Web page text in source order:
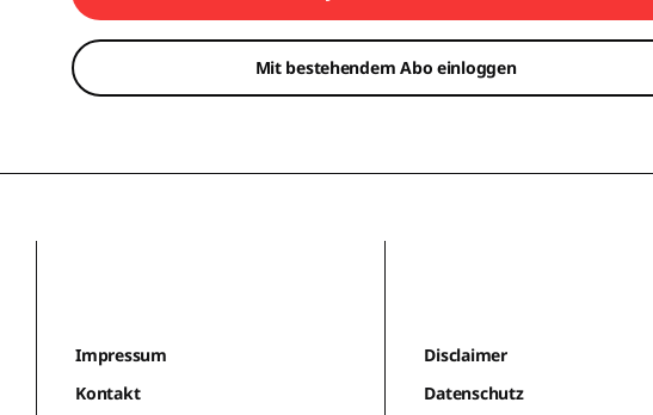
Mit bestehendem Abo einloggen
Impressum
Kontakt
Disclaimer
Datenschutz